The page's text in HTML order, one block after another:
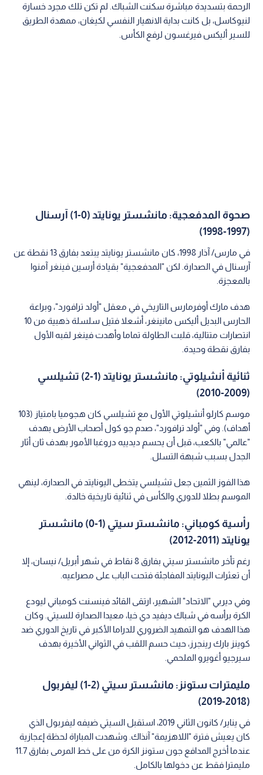
الرحمة بتسديدة مباشرة سكنت الشباك. لم تكن تلك مجرد خسارة
لنيوكاسل، بل كانت بداية الانهيار النفسي لكيغان، ممهدة الطريق
للسير أليكس فيرغسون لرفع الكأس.
صحوة المدفعجية: مانشستر يونايتد (0-1) آرسنال
(1997-1998)
في مارس/ آذار 1998، كان مانشستر يونايتد يبتعد بفارق 13 نقطة عن
آرسنال في الصدارة. لكن "المدفعجية" بقيادة أرسين فينغر آمنوا
بالمعجزة.
هدف مارك أوفرمارس التاريخي في معقل "أولد ترافورد"، وبراعة
الحارس البديل أليكس مانينغر، أشعلا فتيل سلسلة ذهبية من 10
انتصارات متتالية، قلبت الطاولة تماما وأهدت فينغر لقبه الأول
بفارق نقطة وحيدة.
ثنائية أنشيلوتي: مانشستر يونايتد (1-2) تشيلسي
(2009-2010)
موسم كارلو أنشيلوتي الأول مع تشيلسي كان هجوميا بامتياز (103
أهداف). وفي "أولد ترافورد"، صدم جو كول أصحاب الأرض بهدف
"عالمي" بالكعب، قبل أن يحسم ديدييه دروغبا الأمور بهدف ثان أثار
الجدل بسبب شبهة التسلل.
هذا الفوز الثمين جعل تشيلسي يتخطى اليونايتد في الصدارة، لينهي
الموسم بطلا للدوري والكأس في ثنائية تاريخية خالدة.
رأسية كومباني: مانشستر سيتي (1-0) مانشستر
يونايتد (2011-2012)
رغم تأخر مانشستر سيتي بفارق 8 نقاط في شهر أبريل/ نيسان، إلا
أن تعثرات اليونايتد المفاجئة فتحت الباب على مصراعيه.
وفي ديربي "الاتحاد" الشهير، ارتقى القائد فينسنت كومباني ليودع
الكرة برأسه في شباك ديفيد دي خيا، معيدا الصدارة للسيتي. وكان
هذا الهدف هو التمهيد الضروري للدراما الأكبر في تاريخ الدوري ضد
كوينز بارك رينجرز، حيث حسم اللقب في الثواني الأخيرة بهدف
سيرجيو أغويرو الملحمي.
مليمترات ستونز: مانشستر سيتي (2-1) ليفربول
(2018-2019)
في يناير/ كانون الثاني 2019، استقبل السيتي ضيفه ليفربول الذي
كان يعيش فترة "اللاهزيمة" آنذاك. وشهدت المباراة لحظة إعجازية
عندما أخرج المدافع جون ستونز الكرة من على خط المرمى بفارق 11.7
مليمترا فقط عن دخولها بالكامل.